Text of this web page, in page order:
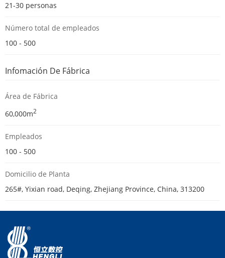
21-30 personas
Número total de empleados
100 - 500
Infomación De Fábrica
Área de Fábrica
60,000m2
Empleados
100 - 500
Domicilio de Planta
265#, Yixian road, Deqing, Zhejiang Province, China, 313200